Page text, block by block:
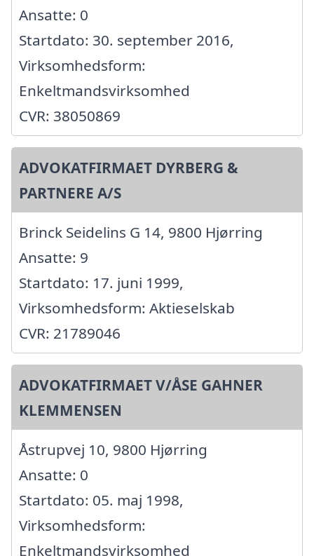
Ansatte: 0
Startdato: 30. september 2016,
Virksomhedsform:
Enkeltmandsvirksomhed
CVR: 38050869
ADVOKATFIRMAET DYRBERG &
PARTNERE A/S
Brinck Seidelins G 14, 9800 Hjørring
Ansatte: 9
Startdato: 17. juni 1999,
Virksomhedsform: Aktieselskab
CVR: 21789046
ADVOKATFIRMAET V/ÅSE GAHNER
KLEMMENSEN
Åstrupvej 10, 9800 Hjørring
Ansatte: 0
Startdato: 05. maj 1998,
Virksomhedsform:
Enkeltmandsvirksomhed